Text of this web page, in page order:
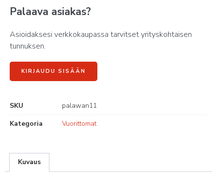
Palaava asiakas?
Asioidaksesi verkkokaupassa tarvitset yrityskohtaisen
tunnuksen.
KIRJAUDU SISÄÄN
SKU
palawan11
Kategoria
Vuorittomat
Kuvaus